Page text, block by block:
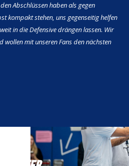
Abschlüssen haben als gegen
kompakt stehen, uns gegenseitig helfen
in die Defensive drängen lassen. Wir
wollen mit unseren Fans den nächsten